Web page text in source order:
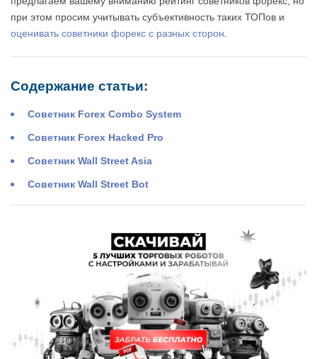
при этом просим учитывать субъективность таких ТОПов и
оценивать советники форекс с разных сторон
Содержание статьи:
Советник Forex Combo System
Советник Forex Hacked Pro
Советник Wall Street Asia
Советник Wall Street Bot